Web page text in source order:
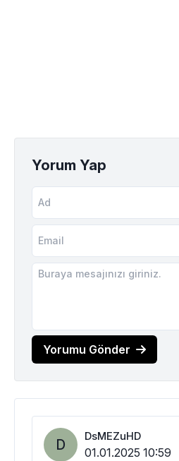
Yorum Yap
Yorumu Gönder
D DsMEZuHD
01.01.2025 10:59